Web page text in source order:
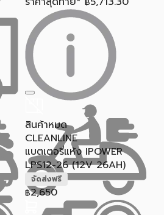
สินค้าหมด
CLEANLINE
แบตเตอรี่แห้ง IPOWER
LPS12-26 (12V 26AH)
จัดส่งฟรี
฿2,650